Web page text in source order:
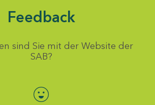
Feedback
sind Sie mit der Website der
SAB?
Bewertung auswählen